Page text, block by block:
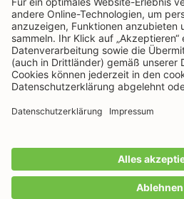
Rapunzel Naturkost auf
Rapunzel Naturkost auf
RapunzelRapunzel
Informationen
Zahlungsarten
Wir machen Bio aus